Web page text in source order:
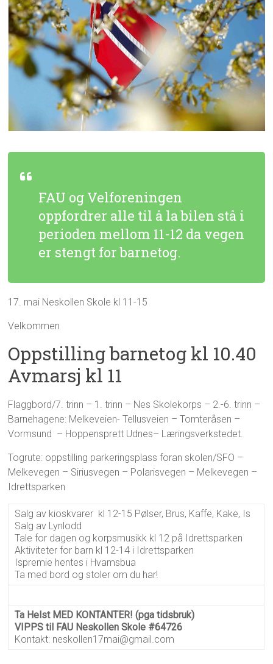
FAU og Velforeningen
oppfordrer alle til å la bilen stå i
perioden mellom 11-12 da vegen
er stengt for barnetog.
17. mai Neskollen Skole kl 11-15
Velkommen
Oppstilling barnetog kl 10.40
Avmarsj kl 11
Flaggbord/7. trinn – 1. trinn – Nes Skolekorps – 2.-6. trinn –
Barnehagene: Melkeveien- Tellusveien – Tomteråsen –
Vormsund – Hoppensprett Udnes– Læringsverkstedet.
Togrute: oppstilling parkeringsplass foran skolen/SFO –
Melkevegen – Siriusvegen – Polarisvegen – Melkevegen –
Idrettsparken
Salg av kioskvarer kl 12-15 Pølser, Brus, Kaffe, Kake, Is
Salg av Lynlodd
Tale for dagen og korpsmusikk kl 12 på Idrettsparken
Aktiviteter for barn kl 12-14 i Idrettsparken
Ispremie hentes i Hvamsbua
Ta med bord og stoler om du har!
Ta Helst MED KONTANTER! (pga tidsbruk)
VIPPS til FAU Neskollen Skole #64726
Kontakt: neskollen17mai@gmail.com